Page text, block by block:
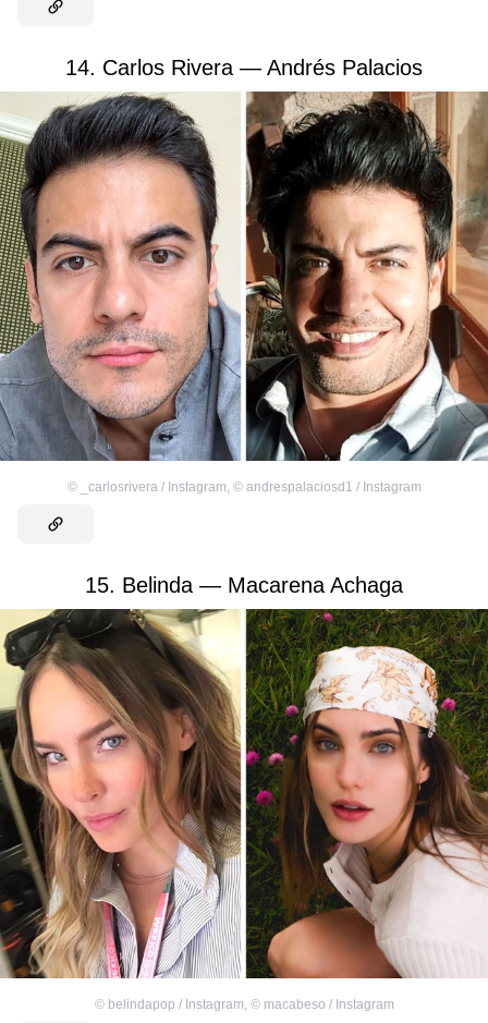
14. Carlos Rivera — Andrés Palacios
© _carlosrivera / Instagram, © andrespalaciosd1 / Instagram
15. Belinda — Macarena Achaga
© belindapop / Instagram, © macabeso / Instagram